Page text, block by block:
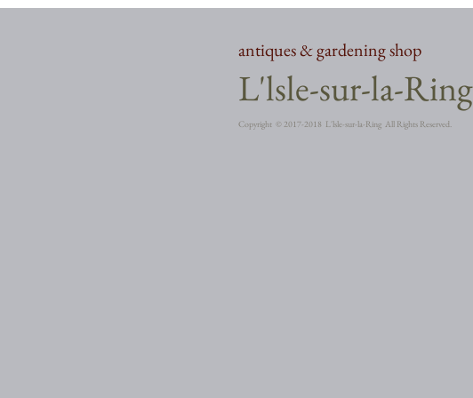
antiques & gardening shop
​L'lsle-sur-la-Ring
Copyright ©︎ 2017-2018 L'lsle-sur-la-Ring All Rights Reserved.